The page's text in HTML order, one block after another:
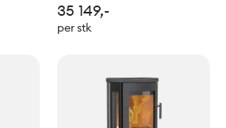
35 149,-
per stk